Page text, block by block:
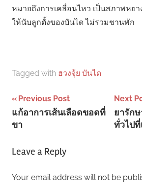
หมายถึงการเคลื่อนไหว เป็นสภาพหย
ให้นับลูกตั้งของบันได ไม่รวมชานพัก
Tagged with ฮวงจุ้ย บันได
Post
navigation
Previous Post
แก้อาการเส้นเลือดขอดที่
ขา
Next
ยารัก
ทั่วไปที่
Leave a Reply
Your email address will not be